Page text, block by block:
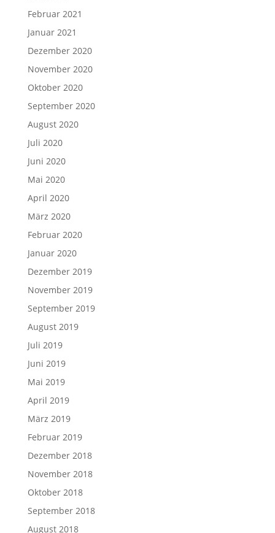
Februar 2021
Januar 2021
Dezember 2020
November 2020
Oktober 2020
September 2020
August 2020
Juli 2020
Juni 2020
Mai 2020
April 2020
März 2020
Februar 2020
Januar 2020
Dezember 2019
November 2019
September 2019
August 2019
Juli 2019
Juni 2019
Mai 2019
April 2019
März 2019
Februar 2019
Dezember 2018
November 2018
Oktober 2018
September 2018
August 2018